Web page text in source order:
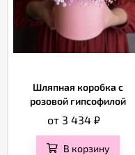
Шляпная коробка с
розовой гипсофилой
от 3 434₽
В корзину